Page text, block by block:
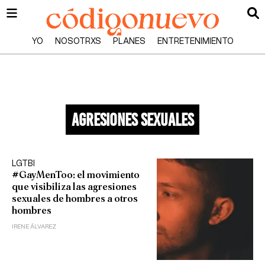
YO NOSOTRXS PLANES ENTRETENIMIENTO
agresiones sexuales
LGTBI
#GayMenToo: el movimiento
que visibiliza las agresiones
sexuales de hombres a otros
hombres
IRENE ÁLVAREZ